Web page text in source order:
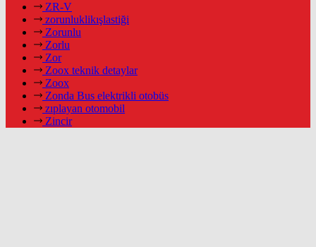
ZR-V
zorunluklikışlastiği
Zorunlu
Zorlu
Zor
Zoox teknik detaylar
Zoox
Zonda Bus elektrikli otobüs
zıplayan otomobil
Zincir